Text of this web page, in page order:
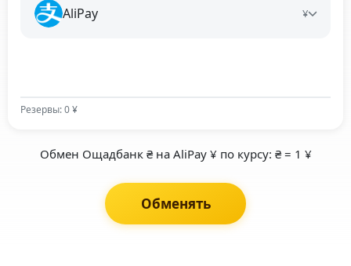
AliPay ¥
Резервы: 0 ¥
Обмен Ощадбанк ₴ на AliPay ¥ по курсу: ₴ = 1 ¥
Обменять